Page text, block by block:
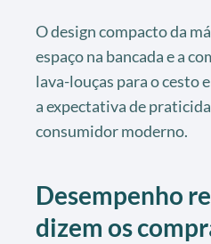
O design compacto da
espaço na bancada e a
lava-louças para o cesto
a expectativa de
consumidor moderno.
Desempenho
dizem os